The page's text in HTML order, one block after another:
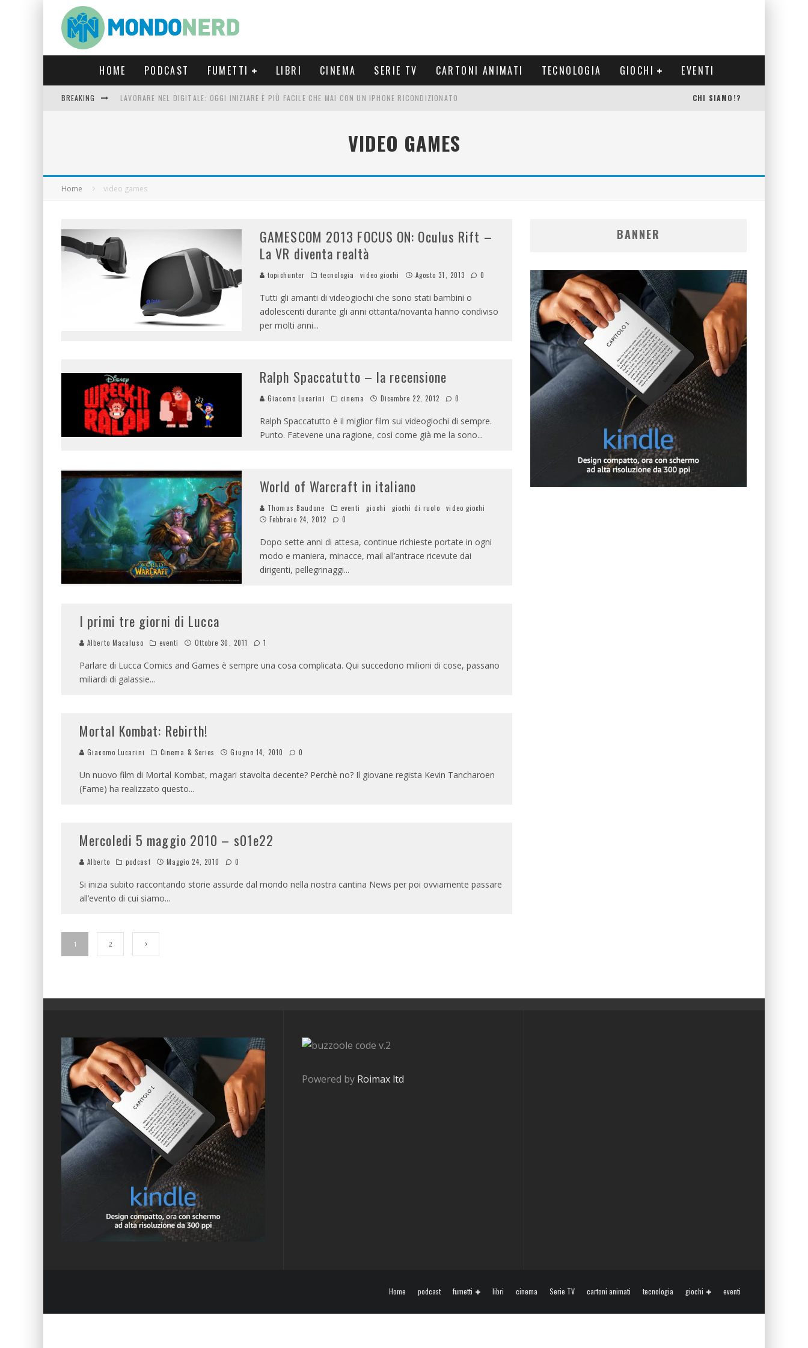
HOME PODCAST FUMETTI LIBRI CINEMA SERIE TV CARTONI ANIMATI TECNOLOGIA GIOCHI EVENTI
BREAKING LAVORARE NEL DIGITALE: OGGI INIZIARE È PIÙ FACILE CHE MAI CON UN IPHONE RICONDIZIONATO CHI SIAMO!?
VIDEO GAMES
Home video games
GAMESCOM 2013 FOCUS ON: Oculus Rift –
La VR diventa realtà
topichunter tecnologia video giochi Agosto 31, 2013 0
Tutti gli amanti di videogiochi che sono stati bambini o
adolescenti durante gli anni ottanta/novanta hanno condiviso
per molti anni...
Ralph Spaccatutto – la recensione
Giacomo Lucarini cinema Dicembre 22, 2012 0
Ralph Spaccatutto è il miglior film sui videogiochi di sempre.
Punto. Fatevene una ragione, così come già me la sono...
World of Warcraft in italiano
Thomas Baudone eventi giochi giochi di ruolo
video giochi
Febbraio 24, 2012
0
Dopo sette anni di attesa, continue richieste portate in ogni
modo e maniera, minacce, mail all’antrace ricevute dai
dirigenti, pellegrinaggi...
I primi tre giorni di Lucca
Alberto Macaluso eventi Ottobre 30, 2011 1
Parlare di Lucca Comics and Games è sempre una cosa complicata. Qui succedono milioni di cose, passano
miliardi di galassie...
Mortal Kombat: Rebirth!
Giacomo Lucarini Cinema & Series Giugno 14, 2010 0
Un nuovo film di Mortal Kombat, magari stavolta decente? Perchè no? Il giovane regista Kevin Tancharoen
(Fame) ha realizzato questo...
Mercoledi 5 maggio 2010 – s01e22
Alberto podcast Maggio 24, 2010 0
Si inizia subito raccontando storie assurde dal mondo nella nostra cantina News per poi ovviamente passare
all’evento di cui siamo...
1 2
BANNER
v.2
Powered by Roimax ltd
Home podcast fumetti libri cinema Serie TV cartoni animati tecnologia giochi eventi